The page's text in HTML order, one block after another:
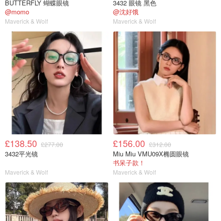
BUTTERFLY 蝴蝶眼镜
@momo
Maverick & Wolf
3432 眼镜 黑色
@沈好饿
Maverick & Wolf
£138.50 £277.00
3432平光镜
Maverick & Wolf
£156.00 £312.00
Miu Miu VMU09X椭圆眼镜
书呆子款！
Maverick & Wolf